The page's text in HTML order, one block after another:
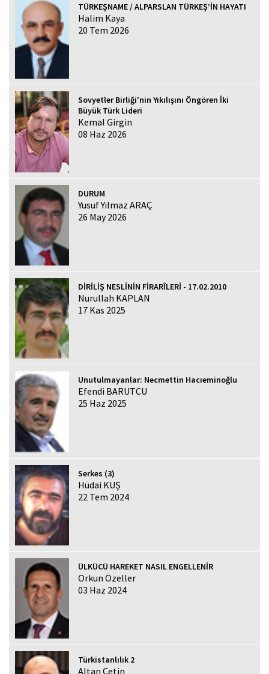
TÜRKEŞNAME / ALPARSLAN TÜRKEŞ’İN HAYATI
Halim Kaya
20 Tem 2026
Sovyetler Birliği'nin Yıkılışını Öngören İki
Büyük Türk Lideri
Kemal Girgin
08 Haz 2026
DURUM
Yusuf Yılmaz ARAÇ
26 May 2026
DİRİLİŞ NESLİNİN FİRARÎLERİ - 17.02.2010
Nurullah KAPLAN
17 Kas 2025
Unutulmayanlar: Necmettin Hacıeminoğlu
Efendi BARUTCU
25 Haz 2025
Serkes (3)
Hüdai KUŞ
22 Tem 2024
ÜLKÜCÜ HAREKET NASIL ENGELLENİR
Orkun Özeller
03 Haz 2024
Türkistanlılık 2
Altan Çetin